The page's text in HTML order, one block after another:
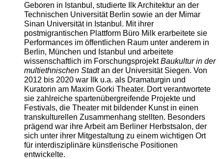
Geboren in Istanbul, studierte Ilk Architektur an der
Technischen Universität Berlin sowie an der Mimar
Sinan Universität in Istanbul. Mit ihrer
postmigrantischen Plattform Büro Milk erarbeitete sie
Performances im öffentlichen Raum unter anderem in
Berlin, München und Istanbul und arbeitete
wissenschaftlich im ForschungsprojektBaukultur in der
multiethnischen Stadtan der Universität Siegen. Von
2012 bis 2020 war Ilk u.a. als Dramaturgin und
Kuratorin am Maxim Gorki Theater. Dort verantwortete
sie zahlreiche spartenübergreifende Projekte und
Festivals, die Theater mit bildender Kunst in einen
transkulturellen Zusammenhang stellten. Besonders
prägend war ihre Arbeit am Berliner Herbstsalon, der
sich unter ihrer Mitgestaltung zu einem wichtigen Ort
für interdisziplinäre künstlerische Positionen
entwickelte.